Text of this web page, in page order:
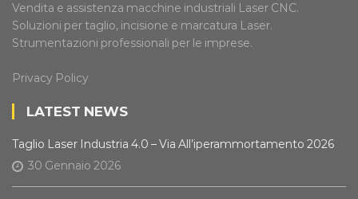
Vendita e assistenza macchine industriali Laser CNC.
Soluzioni per taglio, incisione e marcatura Laser.
Strumentazioni professionali per le imprese.
Privacy Policy
LATEST NEWS
Taglio Laser Industria 4.0 – Via All’iperammortamento 2026
30 Gennaio 2026